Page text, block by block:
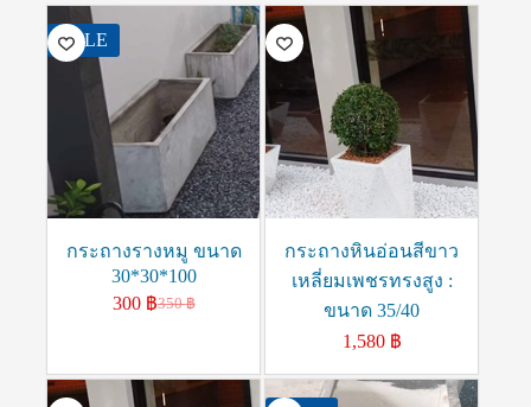
SALE
กระถางรางหมู ขนาด
30*30*100
350฿
300 ฿
กระถางหินอ่อนสีขาว
เหลี่ยมเพชรทรงสูง :
ขนาด 35/40
1,580 ฿